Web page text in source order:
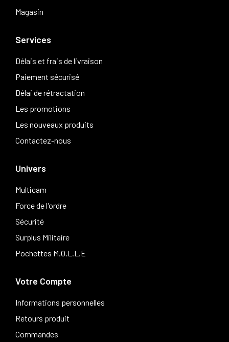
Magasin
Services
Délais et frais de livraison
Paiement sécurisé
Délai de rétractation
Les promotions
Les nouveaux produits
Contactez-nous
Univers
Multicam
Force de l'ordre
Sécurité
Surplus Militaire
Pochettes M.O.L.L.E
Votre Compte
Informations personnelles
Retours produit
Commandes